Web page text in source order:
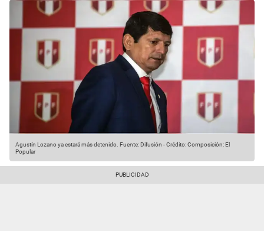
Agustín Lozano ya estará más detenido. Fuente: Difusión -Crédito: Composición: El
Popular